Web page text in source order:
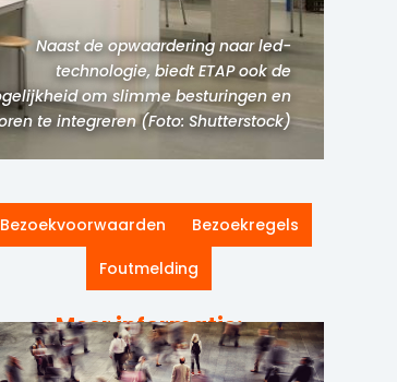
Naast de opwaardering naar led-
technologie, biedt ETAP ook de
om slimme besturingen en
te integreren (Foto: Shutterstock)
Bezoekvoorwaarden
Bezoekregels
Foutmelding
Meer informatie: